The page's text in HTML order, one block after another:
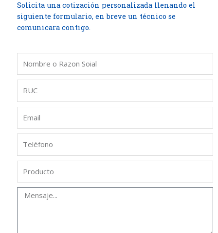
Solicita una cotización personalizada llenando el
siguiente formulario, en breve un técnico se
comunicara contigo.